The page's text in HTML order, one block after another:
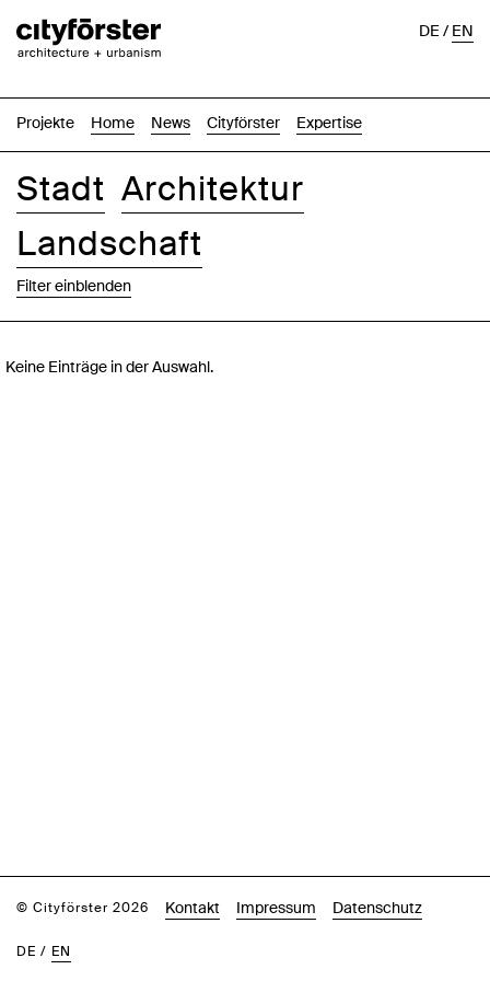
Projekte Home News Cityförster Expertise
DE/EN
Stadt Architektur
Landschaft
Filter einblenden
Keine Einträge in der Auswahl.
© Cityförster 2026 Kontakt Impressum Datenschutz
DE / EN